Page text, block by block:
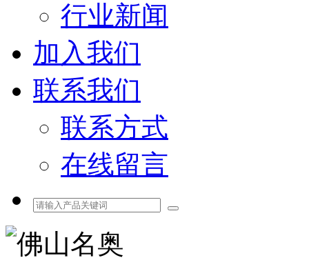
行业新闻
加入我们
联系我们
联系方式
在线留言